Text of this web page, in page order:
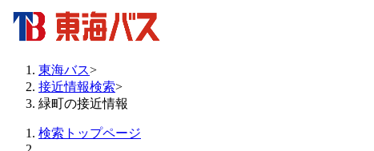
東海バス>
接近情報検索>
緑町の接近情報
検索トップページ